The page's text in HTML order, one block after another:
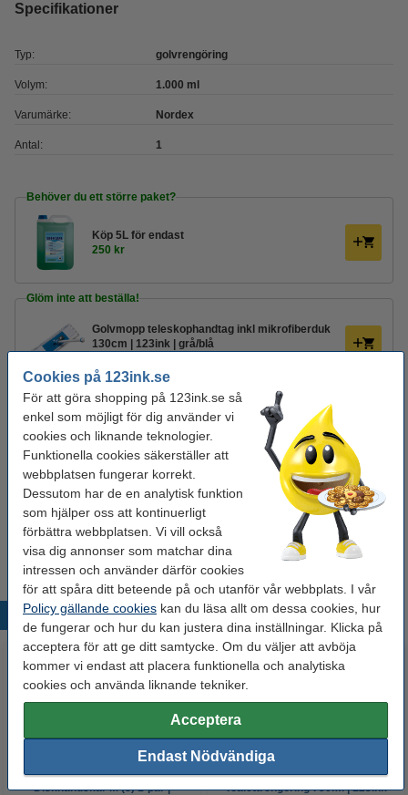
Cookies på 123ink.se
För att göra shopping på 123ink.se så
enkel som möjligt för dig använder vi
cookies och liknande teknologier.
Funktionella cookies säkerställer att
webbplatsen fungerar korrekt.
Dessutom har de en analytisk funktion
som hjälper oss att kontinuerligt
förbättra webbplatsen. Vi vill också
visa dig annonser som matchar dina
intressen och använder därför cookies
för att spåra ditt beteende på och utanför vår webbplats. I vår
Policy gällande cookies kan du läsa allt om dessa cookies, hur
de fungerar och hur du kan justera dina inställningar. Klicka på
acceptera för att ge ditt samtycke. Om du väljer att avböja
kommer vi endast att placera funktionella och analytiska
cookies och använda liknande tekniker.
Acceptera
Endast Nödvändiga
Specifikationer
Typ: golvrengöring
Volym: 1.000 ml
Varumärke: Nordex
Antal: 1
Behöver du ett större paket?
Köp 5L för endast
250 kr
Glöm inte att beställa!
Golvmopp teleskophandtag inkl mikrofiberduk
130cm | 123ink | grå/blå
Plasthink 10L | blå
49 kr
Mikrofibermopp 39.5x9.5cm | 123ink | blå/vit
29 kr
Extra information
Säkerhetsdatablad
Populära produkter
Diskhandskar M (8) 1-par |
Toalettrengöring 750ml | 123ink